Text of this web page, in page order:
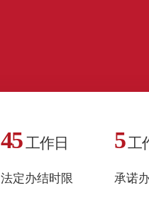
45工作日
法定办结时限
5工
承诺